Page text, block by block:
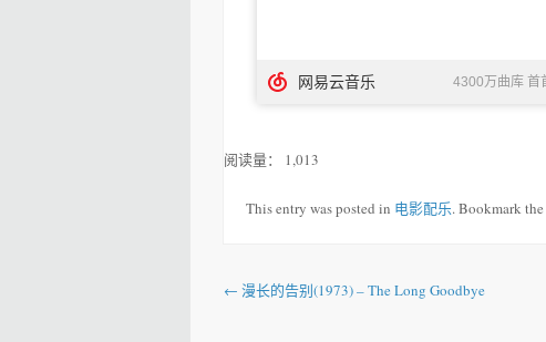
阅读量： 1,013
This entry was posted in 电影配乐. Bookmark the
Post navigation
← 漫长的告别(1973) – The Long Goodbye